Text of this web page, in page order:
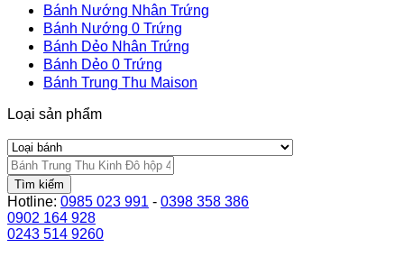
Bánh Nướng Nhân Trứng
Bánh Nướng 0 Trứng
Bánh Dẻo Nhân Trứng
Bánh Dẻo 0 Trứng
Bánh Trung Thu Maison
Loại sản phẩm
Tìm kiếm
Hotline: 0985 023 991 - 0398 358 386
0902 164 928
0243 514 9260